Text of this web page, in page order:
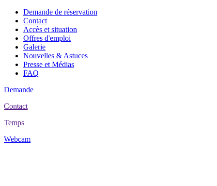
Demande de réservation
Contact
Accès et situation
Offres d'emploi
Galerie
Nouvelles & Astuces
Presse et Médias
FAQ
Demande
Contact
Temps
Webcam